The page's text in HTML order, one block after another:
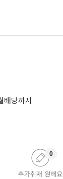
당까지
추가취재 원해요
0